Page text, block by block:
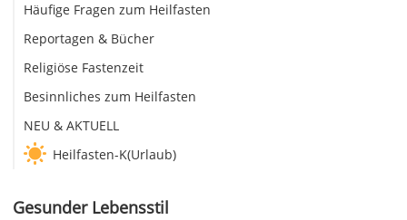
Häufige Fragen zum Heilfasten
Reportagen & Bücher
Religiöse Fastenzeit
Besinnliches zum Heilfasten
NEU & AKTUELL
Heilfasten-K(Urlaub)
Gesunder Lebensstil